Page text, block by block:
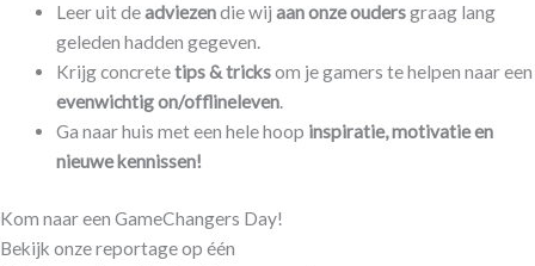
Leer uit deadviezendie wij aan onze oudersgraag lang
geleden hadden gegeven.
Krijg concretetips & tricksom je gamers te helpen naar een
evenwichtig on/offlineleven.
Ga naar huis met een hele hoop inspiratie, motivatie en
nieuwe kennissen!
Kom naar een GameChangers Day!
Bekijk onze reportage op één